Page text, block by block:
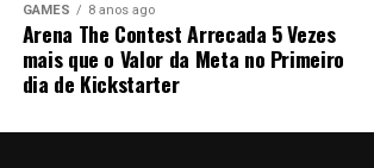
Matérias relacionadas
Matérias relacionadas
GAMES 8 anos ago
Arena The Contest Arrecada 5 Vezes
mais que o Valor da Meta no Primeiro
dia de Kickstarter